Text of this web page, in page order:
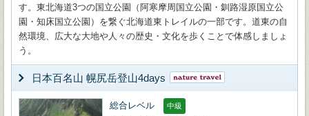
す。東北海道3つの国立公園（阿寒摩周国立公園・釧路湿原国立公
園・知床国立公園）を繋ぐ北海道東トレイルの一部です。道東の自
然環境、広大な大地や人々の歴史・文化を歩くことで体感しましょ
う。
日本百名山 幌尻岳登山4days
総合レベル 中級